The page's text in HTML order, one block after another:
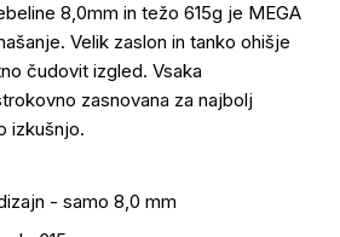
8,0mm in težo 615g je MEGA
Velik zaslon in tanko ohišje
čudovit izgled. Vsaka
zasnovana za najbolj
izkušnjo.
- samo 8,0 mm